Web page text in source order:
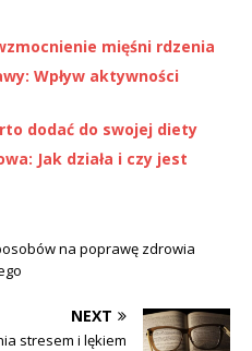
mięśni rdzenia
Wpływ aktywności
dodać do swojej diety
Jak działa i czy jest
na poprawę zdrowia
NEXT
stresem i lękiem